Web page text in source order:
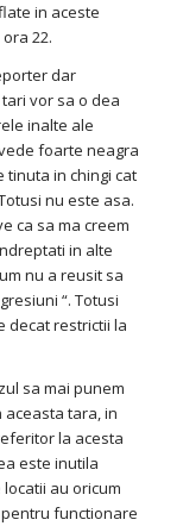
in aceste
22.
dar
vor sa o dea
inalte ale
foarte neagra
tinuta in chingi cat
nu este asa.
ca sa ma creem
in alte
nu a reusit sa
“. Totusi
decat restrictii la
sa mai punem
tara, in
la acesta
este inutila
au oricum
functionare